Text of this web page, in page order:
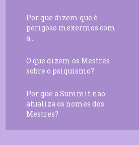
Por que dizem que é
perigoso mexermos com
a...
O que dizem os Mestres
sobre o psiquismo?
Por que a Summit não
atualiza os nomes dos
Mestres?